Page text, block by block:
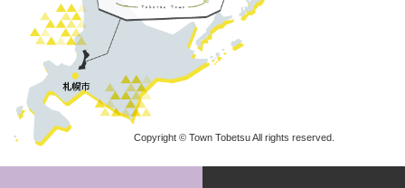
Copyright © Town Tobetsu All rights reserved.